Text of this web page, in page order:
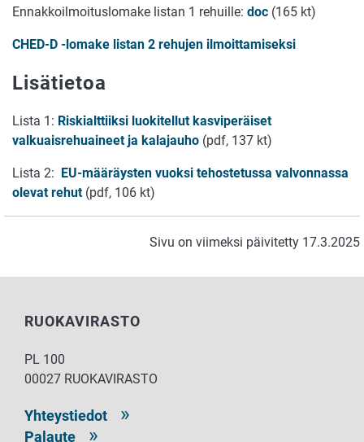
Ennakkoilmoituslomake listan 1 rehuille: doc (165 kt)
CHED-D -lomake listan 2 rehujen ilmoittamiseksi
Lisätietoa
Lista 1: Riskialttiiksi luokitellut kasviperäiset
valkuaisrehuaineet ja kalajauho (pdf, 137 kt)
Lista 2:
EU-määräysten vuoksi tehostetussa valvonnassa
olevat rehut(pdf, 106 kt)
Sivu on viimeksi päivitetty 17.3.2025
RUOKAVIRASTO
PL 100
00027 RUOKAVIRASTO
Yhteystiedot
Palaute